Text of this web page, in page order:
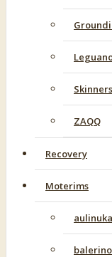
Skinners
ZAQQ
Recovery
Moterims